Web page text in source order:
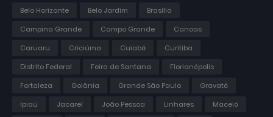
Belo Horizonte
Belo Jardim
Brasília
Campina Grande
Campo Grande
Canoas
Caruaru
Criciúma Cuiabá
Curitiba
Distrito Federal
Feira de Santana
Florianópolis
Fortaleza
Goiânia Grande São Paulo
Gravatá
Ipiaú
Jacareí João Pessoa Linhares
Maceió